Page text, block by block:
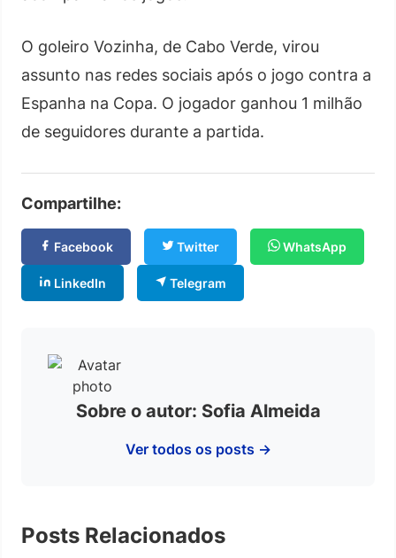
O goleiro Vozinha, de Cabo Verde, virou
assunto nas redes sociais após o jogo contra a
Espanha na Copa. O jogador ganhou 1 milhão
de seguidores durante a partida.
Compartilhe:
Facebook Twitter WhatsApp
LinkedIn Telegram
Sobre o autor: Sofia Almeida
Ver todos os posts →
Posts Relacionados